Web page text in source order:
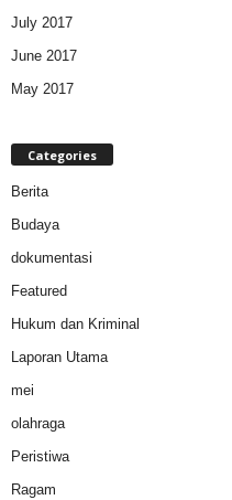
July 2017
June 2017
May 2017
Categories
Berita
Budaya
dokumentasi
Featured
Hukum dan Kriminal
Laporan Utama
mei
olahraga
Peristiwa
Ragam